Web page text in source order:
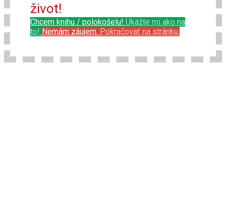
život!
Chcem knihu / polokošelu! Ukážte mi ako na
to! Nemám záujem. Pokračovať na stránku.